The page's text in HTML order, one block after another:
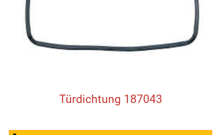
Türdichtung 187043